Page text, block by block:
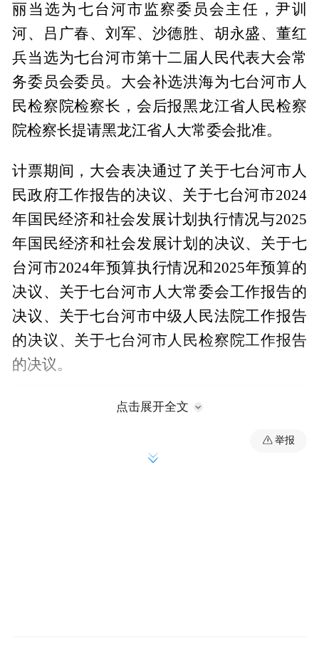
丽当选为七台河市监察委员会主任，尹训
河、吕广春、刘军、沙德胜、胡永盛、董红
兵当选为七台河市第十二届人民代表大会常
务委员会委员。大会补选洪海为七台河市人
民检察院检察长，会后报黑龙江省人民检察
院检察长提请黑龙江省人大常委会批准。
计票期间，大会表决通过了关于七台河市人
民政府工作报告的决议、关于七台河市2024
年国民经济和社会发展计划执行情况与2025
年国民经济和社会发展计划的决议、关于七
台河市2024年预算执行情况和2025年预算的
决议、关于七台河市人大常委会工作报告的
决议、关于七台河市中级人民法院工作报告
的决议、关于七台河市人民检察院工作报告
的决议。
点击展开全文
举报